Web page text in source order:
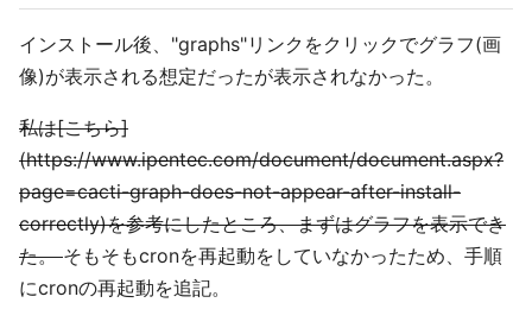
インストール後、"graphs"リンクをクリックでグラフ(画
像)が表示される想定だったが表示されなかった。
私は[こちら]
(https://www.ipentec.com/document/document.aspx?
page=cacti-graph-does-not-appear-after-install-
correctly)を参考にしたところ、まずはグラフを表示でき
た。そもそもcronを再起動をしていなかったため、手順
にcronの再起動を追記。